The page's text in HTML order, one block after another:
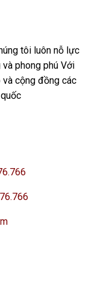
tôi luôn nỗ lực
phong phú Với
và cộng đồng các